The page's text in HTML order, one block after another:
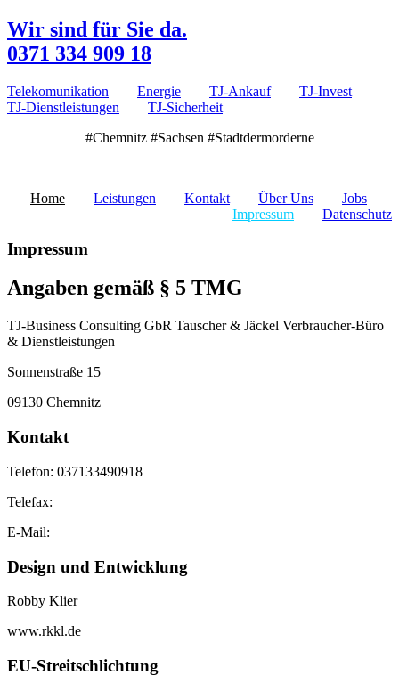
Zum
Inhalt
springen
Wir sind für Sie da.
0371 334 909 18
Telekomunikation Energie TJ-Ankauf
TJ-Invest
TJ-Dienstleistungen
TJ-Sicherheit
#Chemnitz #Sachsen #Stadtdermorderne
Home Leistungen Kontakt Über Uns
Jobs
Impressum
Datenschutz
Impressum
Angaben gemäß § 5 TMG
TJ-Business Consulting GbR Tauscher & Jäckel Verbraucher-Büro
& Dienstleistungen
Sonnenstraße 15
09130 Chemnitz
Kontakt
Telefon: 037133490918
Telefax:
E-Mail:
Design und Entwicklung
Robby Klier
www.rkkl.de
EU-Streitschlichtung